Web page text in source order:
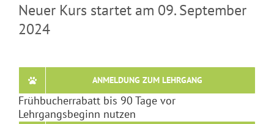
Neuer Kurs startet am 09. September
2024
ANMELDUNG ZUM LEHRGANG
Frühbucherrabatt bis 90 Tage vor
Lehrgangsbeginn nutzen